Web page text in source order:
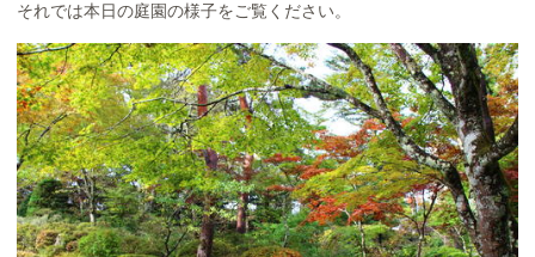
それでは本日の庭園の様子をご覧ください。